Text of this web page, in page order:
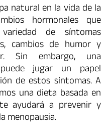
natural en la vida de la
hormonales que
de síntomas
cambios de humor y
Sin embargo, una
jugar un papel
de estos síntomas. A
una dieta basada en
ayudará a prevenir y
menopausia.